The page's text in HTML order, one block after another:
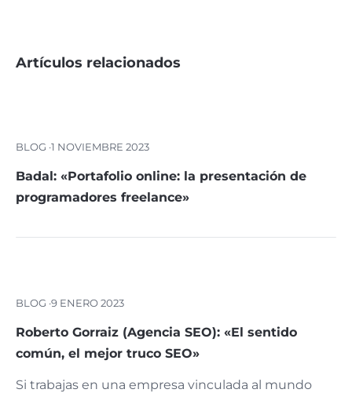
Artículos relacionados
BLOG ·1 NOVIEMBRE 2023
Badal: «Portafolio online: la presentación de
programadores freelance»
BLOG ·9 ENERO 2023
Roberto Gorraiz (Agencia SEO): «El sentido
común, el mejor truco SEO»
Si trabajas en una empresa vinculada al mundo